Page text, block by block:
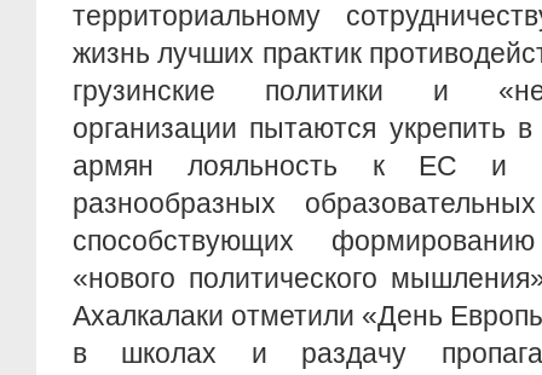
территориальному
жизнь лучших практик
грузинские политики и
организации пытаются укрепить в
армян лояльность к ЕС и
разнообразных
способствующих
«нового политического
Ахалкалаки отметили «День
в школах и раздачу